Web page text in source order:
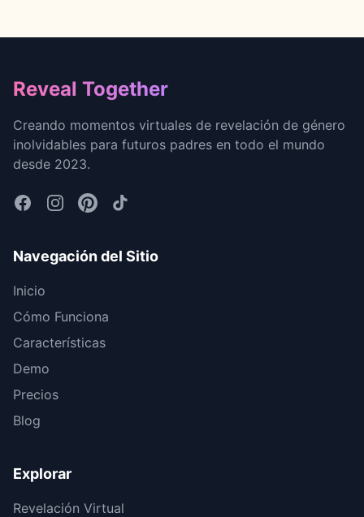
Footer
Reveal Together
Creando momentos virtuales de revelación de género
inolvidables para futuros padres en todo el mundo
desde 2023.
Navegación del Sitio
Inicio
Cómo Funciona
Características
Demo
Precios
Blog
Explorar
Revelación Virtual